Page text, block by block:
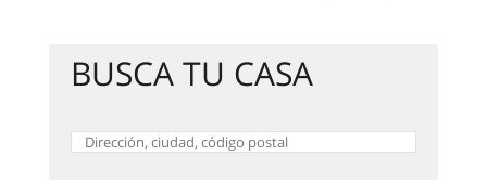
BUSCA TU CASA